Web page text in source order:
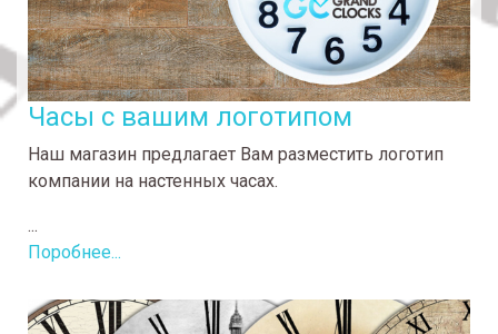
Часы с вашим логотипом
Наш магазин предлагает Вам разместить логотип
компании на настенных часах.
...
Поробнее...